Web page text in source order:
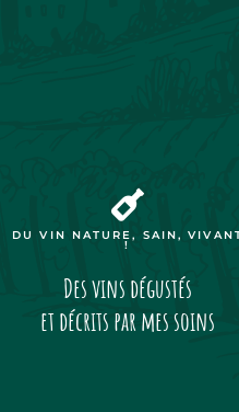
DU VIN NATURE, SAIN,
!
Des vins dégustés
et décrits par mes soins